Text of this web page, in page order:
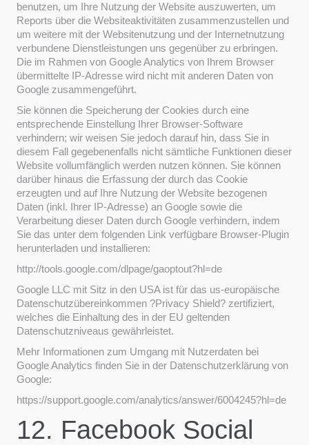
benutzen, um Ihre Nutzung der Website auszuwerten, um
Reports über die Websiteaktivitäten zusammenzustellen und
um weitere mit der Websitenutzung und der Internetnutzung
verbundene Dienstleistungen uns gegenüber zu erbringen.
Die im Rahmen von Google Analytics von Ihrem Browser
übermittelte IP-Adresse wird nicht mit anderen Daten von
Google zusammengeführt.
Sie können die Speicherung der Cookies durch eine
entsprechende Einstellung Ihrer Browser-Software
verhindern; wir weisen Sie jedoch darauf hin, dass Sie in
diesem Fall gegebenenfalls nicht sämtliche Funktionen dieser
Website vollumfänglich werden nutzen können. Sie können
darüber hinaus die Erfassung der durch das Cookie
erzeugten und auf Ihre Nutzung der Website bezogenen
Daten (inkl. Ihrer IP-Adresse) an Google sowie die
Verarbeitung dieser Daten durch Google verhindern, indem
Sie das unter dem folgenden Link verfügbare Browser-Plugin
herunterladen und installieren:
http://tools.google.com/dlpage/gaoptout?hl=de
Google LLC mit Sitz in den USA ist für das us-europäische
Datenschutzübereinkommen ?Privacy Shield? zertifiziert,
welches die Einhaltung des in der EU geltenden
Datenschutzniveaus gewährleistet.
Mehr Informationen zum Umgang mit Nutzerdaten bei
Google Analytics finden Sie in der Datenschutzerklärung von
Google:
https://support.google.com/analytics/answer/6004245?hl=de
12. Facebook Social